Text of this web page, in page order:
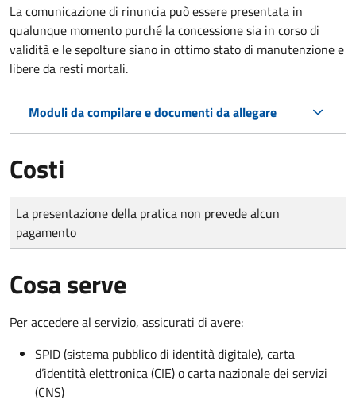
La comunicazione di rinuncia può essere presentata in
qualunque momento purché la concessione sia in corso di
validità e le sepolture siano in ottimo stato di manutenzione e
libere da resti mortali.
Moduli da compilare e documenti da allegare
Costi
Tipo di pagamento
Importo
La presentazione della pratica non prevede alcun
pagamento
Cosa serve
Per accedere al servizio, assicurati di avere:
SPID (sistema pubblico di identità digitale), carta
d’identità elettronica (CIE) o carta nazionale dei servizi
(CNS)